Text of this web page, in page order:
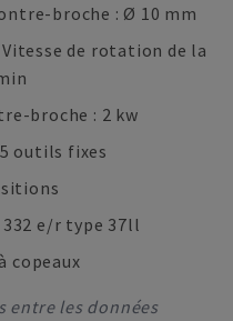
broche : Ø 10 mm
de rotation de la
broche : 2 kw
outils fixes
e/r type 37ll
copeaux
entre les données